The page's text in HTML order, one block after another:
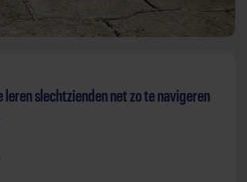
leren slechtzienden net zo te navigeren